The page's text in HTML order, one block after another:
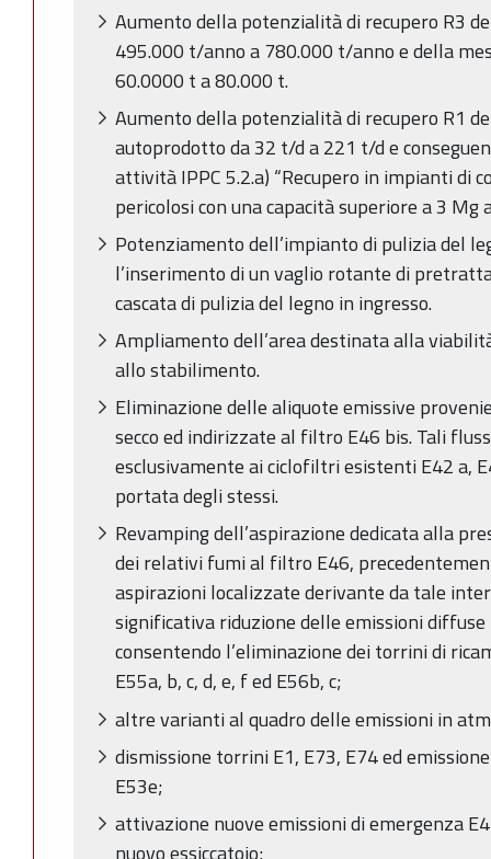
Aumento della potenzialità di recupero R3
495.000 t/anno a 780.000 t/anno e della
60.0000 t a 80.000 t.
Aumento della potenzialità di recupero R1
autoprodotto da 32 t/d a 221 t/d e
attività IPPC 5.2.a) “Recupero in impianti di
pericolosi con una capacità superiore a 3 Mg
Potenziamento dell’impianto di pulizia del
l’inserimento di un vaglio rotante di
cascata di pulizia del legno in ingresso.
Ampliamento dell’area destinata alla
allo stabilimento.
Eliminazione delle aliquote emissive
secco ed indirizzate al filtro E46 bis. Tali
esclusivamente ai ciclofiltri esistenti E42 a,
portata degli stessi.
Revamping dell’aspirazione dedicata alla
dei relativi fumi al filtro E46,
aspirazioni localizzate derivante da tale
significativa riduzione delle emissioni
consentendo l’eliminazione dei torrini di
E55a, b, c, d, e, f ed E56b, c;
altre varianti al quadro delle emissioni in
dismissione torrini E1, E73, E74 ed
E53e;
attivazione nuove emissioni di emergenza
nuovo essiccatoio;